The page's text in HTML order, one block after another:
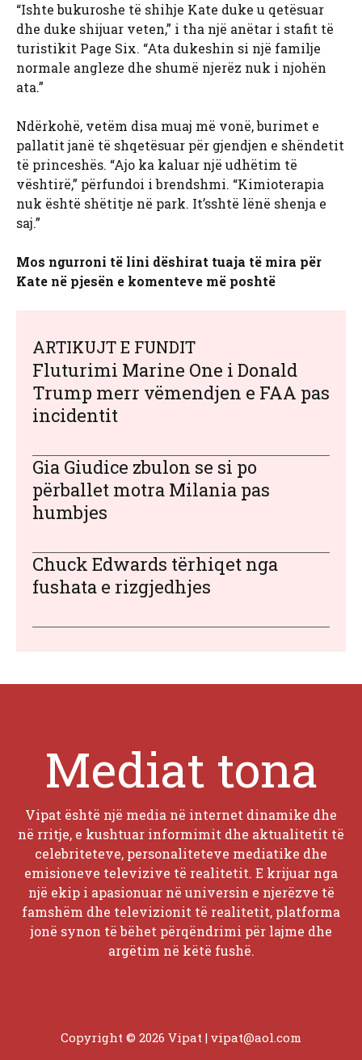
“Ishte bukuroshe të shihje Kate duke u qetësuar
dhe duke shijuar veten,” i tha një anëtar i stafit të
turistikit Page Six. “Ata dukeshin si një familje
normale angleze dhe shumë njerëz nuk i njohën
ata.”
Ndërkohë, vetëm disa muaj më vonë, burimet e
pallatit janë të shqetësuar për gjendjen e shëndetit
të princeshës. “Ajo ka kaluar një udhëtim të
vështirë,” përfundoi i brendshmi. “Kimioterapia
nuk është shëtitje në park. It’sshtë lënë shenja e
saj.”
Mos ngurroni të lini dëshirat tuaja të mira për
Kate në pjesën e komenteve më poshtë
ARTIKUJT E FUNDIT
Fluturimi Marine One i Donald
Trump merr vëmendjen e FAA pas
incidentit
Gia Giudice zbulon se si po
përballet motra Milania pas
humbjes
Chuck Edwards tërhiqet nga
fushata e rizgjedhjes
Mediat tona
Vipat është një media në internet dinamike dhe
në rritje, e kushtuar informimit dhe aktualitetit të
celebriteteve, personaliteteve mediatike dhe
emisioneve televizive të realitetit. E krijuar nga
një ekip i apasionuar në universin e njerëzve të
famshëm dhe televizionit të realitetit, platforma
jonë synon të bëhet përqëndrimi për lajme dhe
argëtim në këtë fushë.
Copyright © 2026 Vipat | vipat@aol.com